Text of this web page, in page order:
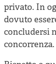
privato. In
dovuto
concludersi
concorrenza.